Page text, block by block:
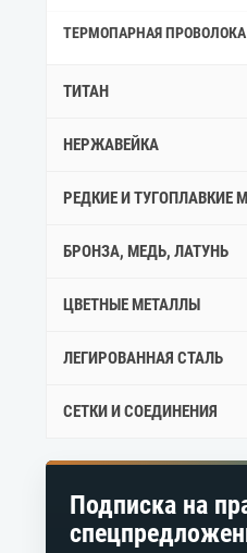
ТЕРМОПАРНАЯ ПРОВОЛОКА
ТИТАН
НЕРЖАВЕЙКА
РЕДКИЕ И ТУГОПЛАВКИЕ
БРОНЗА, МЕДЬ, ЛАТУНЬ
ЦВЕТНЫЕ МЕТАЛЛЫ
ЛЕГИРОВАННАЯ СТАЛЬ
СЕТКИ И СОЕДИНЕНИЯ
Подписка на